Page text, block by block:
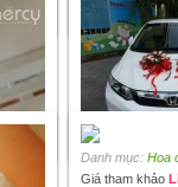
pham-hoa-cuoi-
Danh mục:Hoa
Giá tham khảo
tong-mau-
Danh mục: Hoa
Giá tham khảo
Danh mục: Hoa
Giá tham khảo